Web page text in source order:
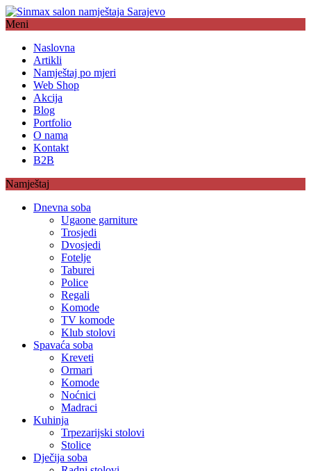
Meni
Naslovna
Artikli
Namještaj po mjeri
Web Shop
Akcija
Blog
Portfolio
O nama
Kontakt
B2B
Namještaj
Dnevna soba
Ugaone garniture
Trosjedi
Dvosjedi
Fotelje
Taburei
Police
Regali
Komode
TV komode
Klub stolovi
Spavaća soba
Kreveti
Ormari
Komode
Noćnici
Madraci
Kuhinja
Trpezarijski stolovi
Stolice
Dječija soba